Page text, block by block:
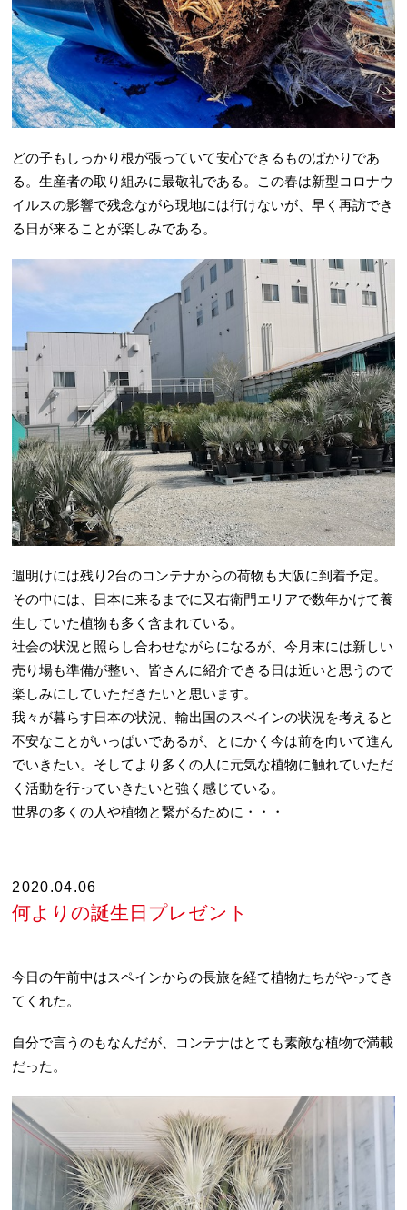
どの子もしっかり根が張っていて安心できるものばかりであ
る。生産者の取り組みに最敬礼である。この春は新型コロナウ
イルスの影響で残念ながら現地には行けないが、早く再訪でき
る日が来ることが楽しみである。
週明けには残り2台のコンテナからの荷物も大阪に到着予定。
その中には、日本に来るまでに又右衛門エリアで数年かけて養
生していた植物も多く含まれている。
社会の状況と照らし合わせながらになるが、今月末には新しい
売り場も準備が整い、皆さんに紹介できる日は近いと思うので
楽しみにしていただきたいと思います。
我々が暮らす日本の状況、輸出国のスペインの状況を考えると
不安なことがいっぱいであるが、とにかく今は前を向いて進ん
でいきたい。そしてより多くの人に元気な植物に触れていただ
く活動を行っていきたいと強く感じている。
世界の多くの人や植物と繋がるために・・・
2020.04.06
何よりの誕生日プレゼント
今日の午前中はスペインからの長旅を経て植物たちがやってき
てくれた。
自分で言うのもなんだが、コンテナはとても素敵な植物で満載
だった。